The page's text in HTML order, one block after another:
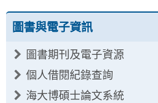
圖書與電子資訊
圖書期刊及電子資源
個人借閱紀錄查詢
海大博碩士論文系統